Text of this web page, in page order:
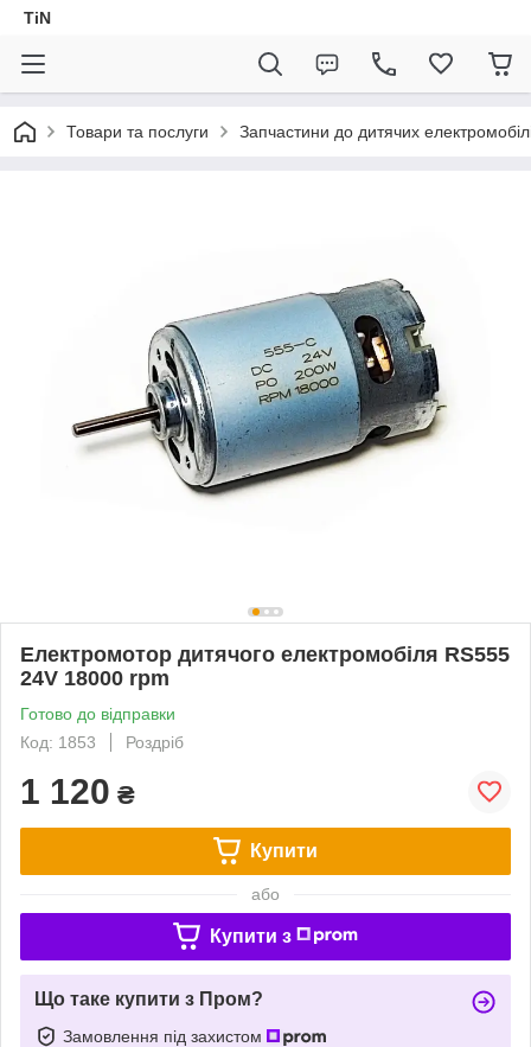
TiN
Товари та послуги Запчастини до дитячих
Електромотор дитячого електромобіля RS555
24V 18000 rpm
Готово до відправки
Код: 1853
Роздріб
1 120 ₴
Купити
або
Купити з
Що таке купити з Пром?
Замовлення під захистом